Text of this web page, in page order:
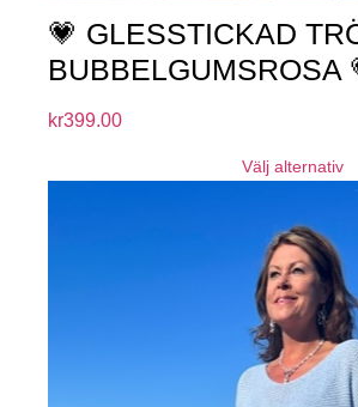
💗 GLESSTICKAD
BUBBELGUMSROSA
kr399.00
Välj alternativ